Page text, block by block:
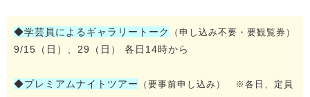
◆学芸員によるギャラリートーク （申し込み不要・要観覧券）
9/15（日）、29（日） 各日14時から
◆プレミアムナイトツアー
（要事前申し込み） ※各日、定員